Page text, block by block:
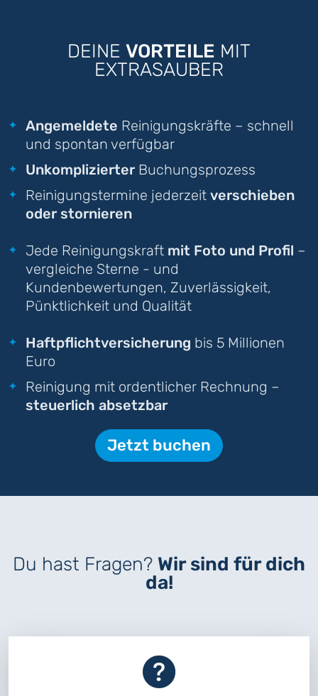
DEINE VORTEILE MIT
EXTRASAUBER
Angemeldete Reinigungskräfte – schnell
und spontan verfügbar
Unkomplizierter Buchungsprozess
Reinigungstermine jederzeit verschieben
oder stornieren
Jede Reinigungskraft mit Foto und Profil –
vergleiche Sterne - und
Kundenbewertungen, Zuverlässigkeit,
Pünktlichkeit und Qualität
Haftpflichtversicherung bis 5 Millionen
Euro
Reinigung mit ordentlicher Rechnung –
steuerlich absetzbar
Jetzt buchen
Du hast Fragen? Wir sind für dich
da!